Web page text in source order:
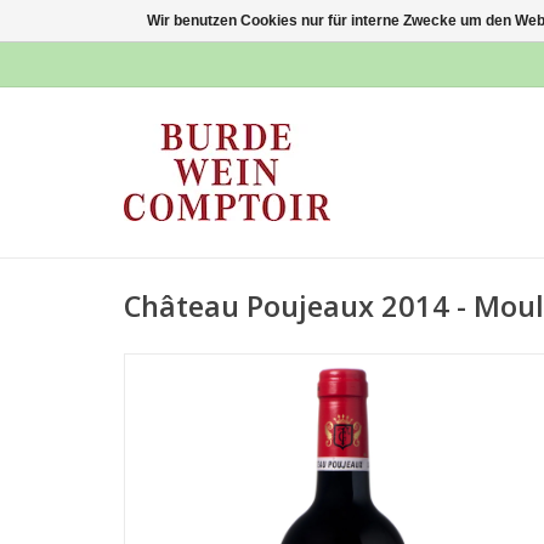
Château Poujeaux 2014 -
Wir benutzen Cookies nur für interne Zwecke um den